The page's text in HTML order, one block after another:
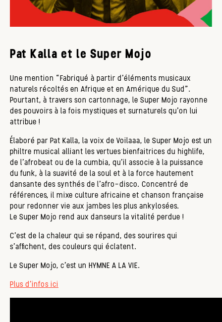
Pat Kalla et le Super Mojo
Une mention “Fabriqué à partir d’éléments musicaux
naturels récoltés en Afrique et en Amérique du Sud”.
Pourtant, à travers son cartonnage, le Super Mojo rayonne
des pouvoirs à la fois mystiques et surnaturels qu’on lui
attribue !
Élaboré par Pat Kalla, la voix de Voilaaa, le Super Mojo est un
philtre musical alliant les vertues bienfaitrices du highlife,
de l’afrobeat ou de la cumbia, qu'il associe à la puissance
du funk, à la suavité de la soul et à la force hautement
dansante des synthés de l’afro-disco. Concentré de
références, il mixe culture africaine et chanson française
pour redonner vie aux jambes les plus ankylosées.
Le Super Mojo rend aux danseurs la vitalité perdue !
C’est de la chaleur qui se répand, des sourires qui
s’affichent, des couleurs qui éclatent.
Le Super Mojo, c’est un HYMNE A LA VIE.
Plus d'infos ici